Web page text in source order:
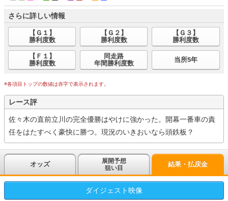
さらに詳しい情報
【Ｇ１】
勝利度数
【Ｇ２】
勝利度数
【Ｇ３】
勝利度数
【Ｆ１】
勝利度数
同走路
年間勝利度数
当所5年
※各項目トップの数値は赤字で表示されます。
レース評
佐々木の直前立川の完全優勝はやけに強かった。開幕一番車の責
任をはたすべく豪快に勝つ。現況のいきおいなら頭鉄板？
オッズ
展開予想
狙い目
結果・払戻金
ダイジェスト映像